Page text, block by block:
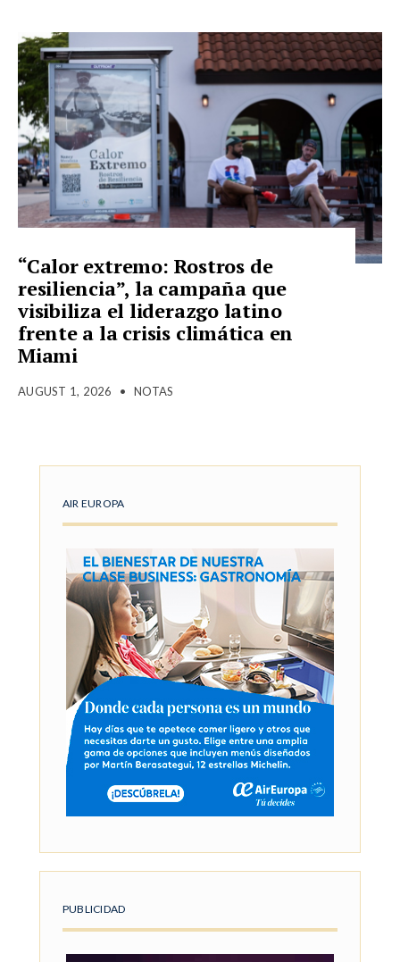
“Calor extremo: Rostros de
resiliencia”, la campaña que
visibiliza el liderazgo latino
frente a la crisis climática en
Miami
AUGUST 1, 2026 • NOTAS
AIR EUROPA
PUBLICIDAD